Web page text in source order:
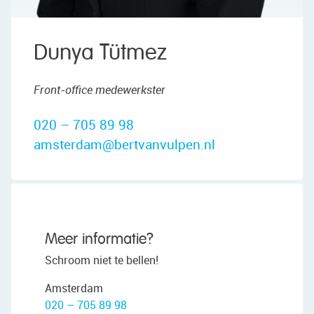
Dunya Tütmez
Front-office medewerkster
020 – 705 89 98
amsterdam@bertvanvulpen.nl
Meer informatie?
Schroom niet te bellen!
Amsterdam
020 – 705 89 98